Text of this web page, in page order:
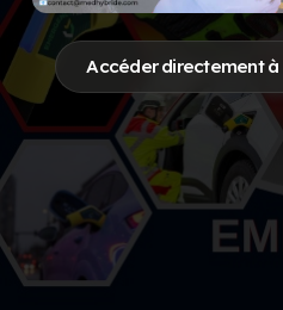
Accéder directement à